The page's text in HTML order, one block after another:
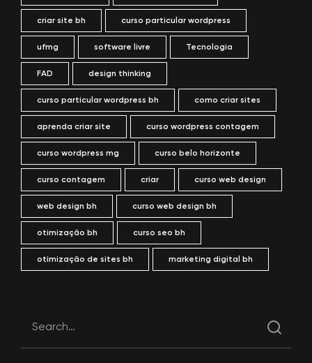
criar site bh curso particular wordpress
ufmg software livre Tecnologia
FAD design thinking
curso particular wordpress bh como criar sites
aprenda criar site curso wordpress contagem
curso wordpress mg curso belo horizonte
curso contagem criar curso web design
web design bh curso web design bh
otimização bh curso seo bh
otimização de sites bh marketing digital bh